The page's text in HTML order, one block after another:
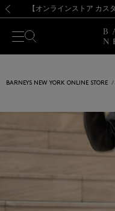
【夏季休業に伴う出
熊本県を中心とした地
【開催中】
【夏季休業に伴う出
BARNEYS NEW YORK ONLINE STORE